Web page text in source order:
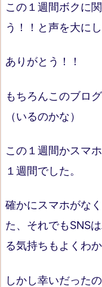
この１週間ボクに
う！！と声を大に
ありがとう！！
もちろんこのブロ
（いるのかな）
この１週間かスマ
１週間でした。
確かにスマホがな
た、それでもSNS
る気持ちもよくわか
しかし幸いだった